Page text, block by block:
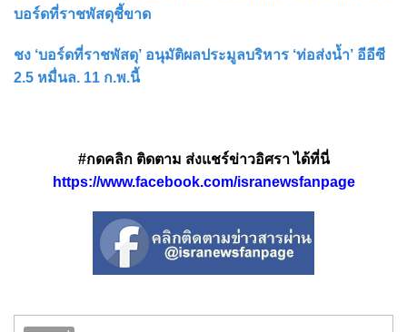
บอร์ดที่ราชพัสดุชี้ขาด
ชง ‘บอร์ดที่ราชพัสดุ’ อนุมัติผลประมูลบริหาร ‘ท่อส่งน้ำ’ อีอีซี
2.5 หมื่นล. 11 ก.พ.นี้
#กดคลิก ติดตาม ส่งแชร์ข่าวอิศรา ได้ที่นี่
https://www.facebook.com/isranewsfanpage